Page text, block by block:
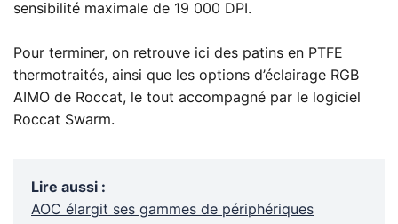
sensibilité maximale de 19 000 DPI.
Pour terminer, on retrouve ici des patins en PTFE
thermotraités, ainsi que les options d’éclairage RGB
AIMO de Roccat, le tout accompagné par le logiciel
Roccat Swarm.
Lire aussi :
AOC élargit ses gammes de périphériques